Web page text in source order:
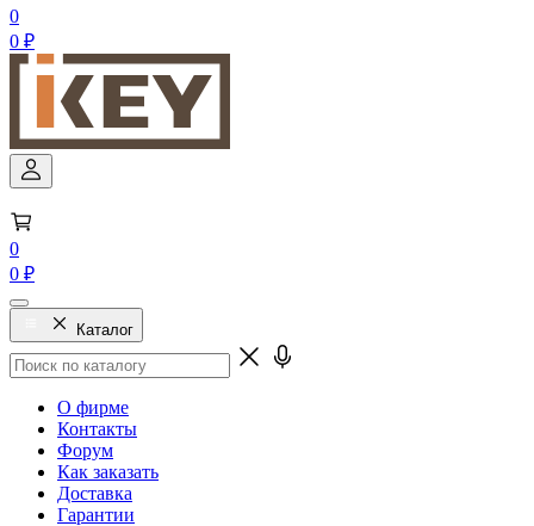
0
0 ₽
0
0 ₽
Каталог
О фирме
Контакты
Форум
Как заказать
Доставка
Гарантии